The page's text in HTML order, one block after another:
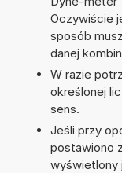
Oczywiście
sposób
danej
W razie
określonej
sens.
Jeśli przy
postawiono
wyświetlony